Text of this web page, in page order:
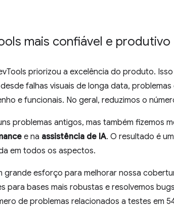
mais confiável e produtivo
priorizou a excelência do produto.
falhas visuais de longa data,
e funcionais. No geral, reduzimos o
problemas antigos, mas também fizemos
e na assistência de IA. O resultado é
em todos os aspectos.
grande esforço para melhorar nossa
para bases mais robustas e resolvemos
de problemas relacionados a testes em